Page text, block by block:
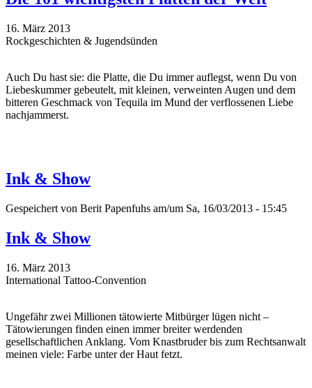
16. März 2013
Rockgeschichten & Jugendsünden
Auch Du hast sie: die Platte, die Du immer auflegst, wenn Du von
Liebeskummer gebeutelt, mit kleinen, verweinten Augen und dem
bitteren Geschmack von Tequila im Mund der verflossenen Liebe
nachjammerst.
Ink & Show
Gespeichert von Berit Papenfuhs am/um Sa, 16/03/2013 - 15:45
Ink & Show
16. März 2013
International Tattoo-Convention
Ungefähr zwei Millionen tätowierte Mitbürger lügen nicht –
Tätowierungen finden einen immer breiter werdenden
gesellschaftlichen Anklang. Vom Knastbruder bis zum Rechtsanwalt
meinen viele: Farbe unter der Haut fetzt.